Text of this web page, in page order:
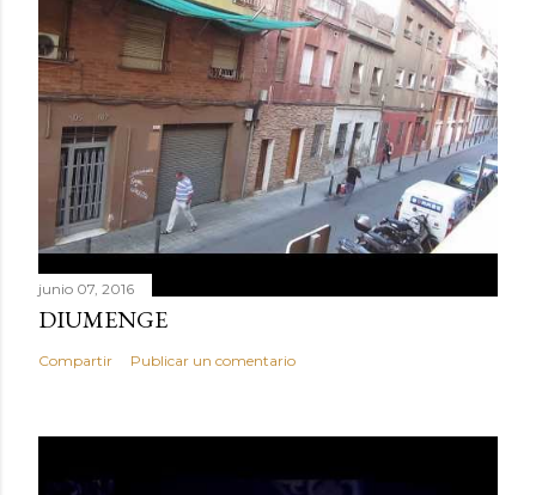
junio 07, 2016
DIUMENGE
Compartir Publicar un comentario